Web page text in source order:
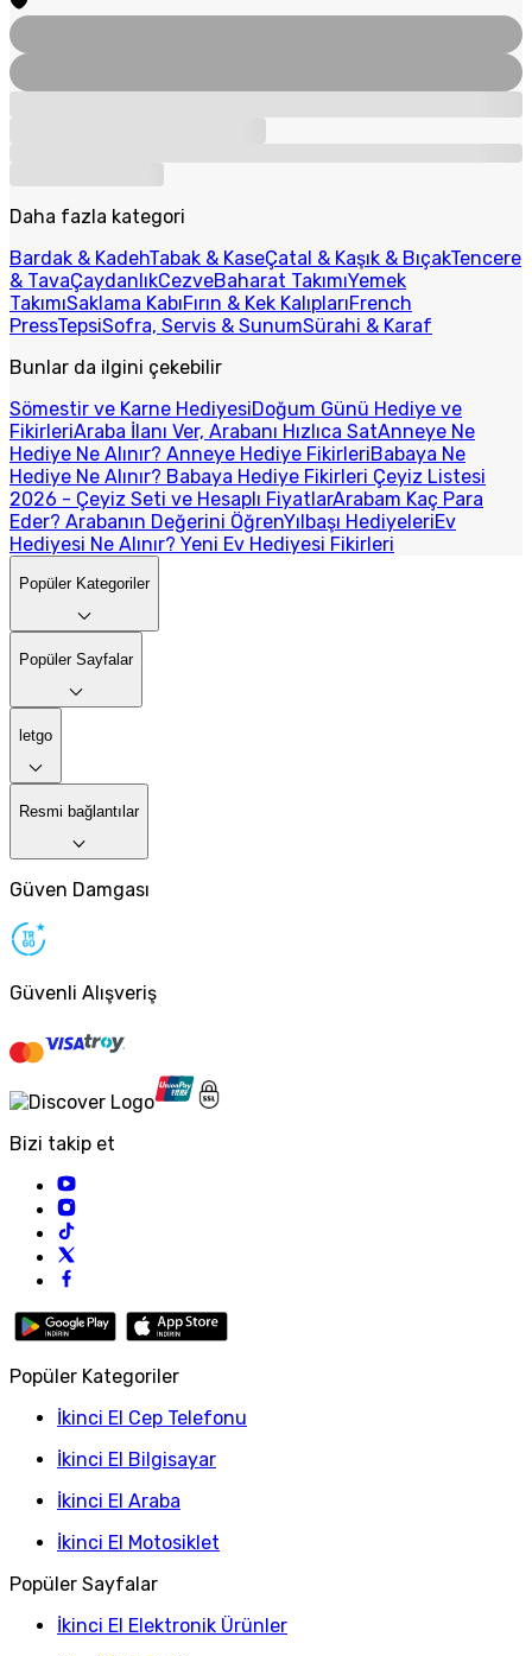
Daha fazla kategori
Bardak & KadehTabak & KaseÇatal & Kaşık & BıçakTencere
& TavaÇaydanlıkCezveBaharat TakımıYemek
TakımıSaklama KabıFırın & Kek KalıplarıFrench
PressTepsiSofra, Servis & SunumSürahi & Karaf
Bunlar da ilgini çekebilir
Sömestir ve Karne HediyesiDoğum Günü Hediye ve
FikirleriAraba İlanı Ver, Arabanı Hızlıca SatAnneye Ne
Hediye Ne Alınır? Anneye Hediye FikirleriBabaya Ne
Hediye Ne Alınır? Babaya Hediye Fikirleri Çeyiz Listesi
2026 - Çeyiz Seti ve Hesaplı FiyatlarArabam Kaç Para
Eder? Arabanın Değerini ÖğrenYılbaşı HediyeleriEv
Hediyesi Ne Alınır? Yeni Ev Hediyesi Fikirleri
Popüler Kategoriler
Popüler Sayfalar
letgo
Resmi bağlantılar
Güven Damgası
Güvenli Alışveriş
Bizi takip et
Popüler Kategoriler
İkinci El Cep Telefonu
İkinci El Bilgisayar
İkinci El Araba
İkinci El Motosiklet
Popüler Sayfalar
İkinci El Elektronik Ürünler